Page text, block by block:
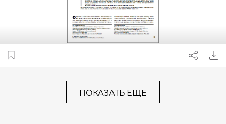
ПОКАЗАТЬ ЕЩЕ